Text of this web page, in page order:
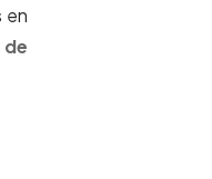
en
de